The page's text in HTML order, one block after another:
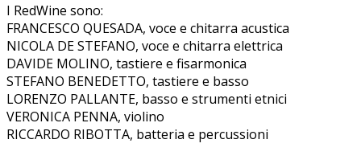
I RedWine sono:
FRANCESCO QUESADA, voce e chitarra acustica
NICOLA DE STEFANO, voce e chitarra elettrica
DAVIDE MOLINO, tastiere e fisarmonica
STEFANO BENEDETTO, tastiere e basso
LORENZO PALLANTE, basso e strumenti etnici
VERONICA PENNA, violino
RICCARDO RIBOTTA, batteria e percussioni